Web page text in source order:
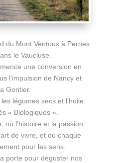
du Mont Ventoux à Pernes
le Vaucluse.
une conversion en
l’impulsion de Nancy et
Gontier.
légumes secs et l’huile
« Biologiques ».
où l’histoire et la passion
de vivre, et où chaque
pour les sens.
porte pour déguster nos